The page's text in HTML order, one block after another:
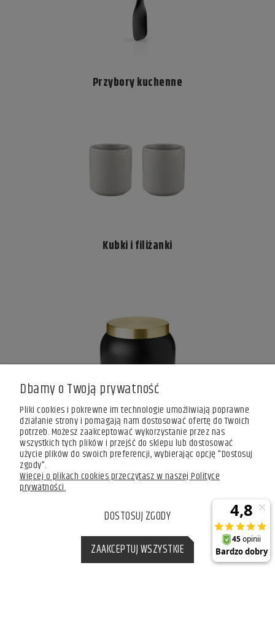
Przybory kuchenne
Kubki i filiżanki
Akcesoria kuchenne
Dbamy o Twoją prywatność
Pliki cookies i pokrewne im technologie umożliwiają poprawne
działanie strony i pomagają nam dostosować ofertę do Twoich
potrzeb. Możesz zaakceptować wykorzystanie przez nas
wszystkich tych plików i przejść do sklepu lub dostosować
użycie plików do swoich preferencji, wybierając opcję "Dostosuj
zgody".
Więcej o plikach cookies przeczytasz w naszej Polityce
prywatności.
DOSTOSUJ ZGODY
ZAAKCEPTUJ WSZYSTKIE